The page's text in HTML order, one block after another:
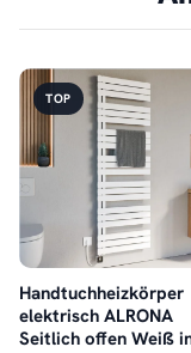
TOP
Handtuchheizkörper
elektrisch ALRONA
Seitlich offen Weiß